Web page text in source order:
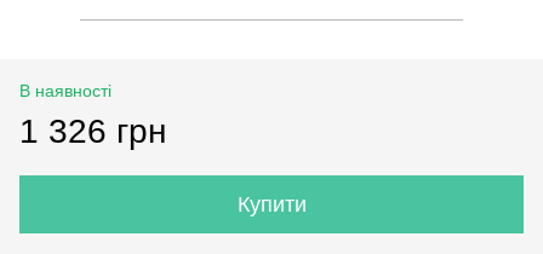
В наявності
1 326 грн
Купити